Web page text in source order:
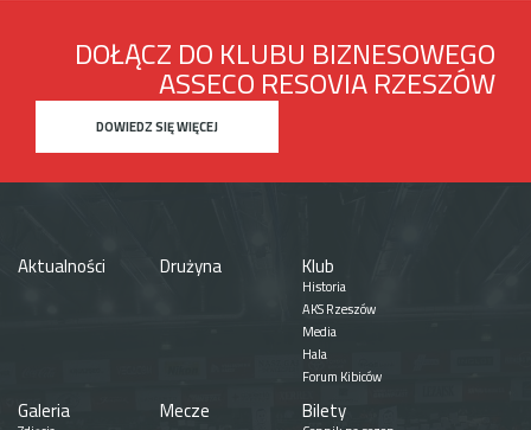
DOŁĄCZ DO KLUBU BIZNESOWEGO
ASSECO RESOVIA RZESZÓW
DOWIEDZ SIĘ WIĘCEJ
Aktualności Drużyna Klub
Historia
AKS Rzeszów
Media
Hala
Forum Kibiców
Galeria Mecze Bilety